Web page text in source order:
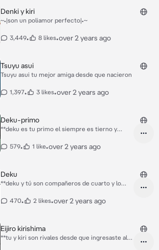
Denki y kiri
~•|son un poliamor perfecto|•~
3,449• 8 likes•over 2 years ago
Tsuyu asui
Tsuyu asui tu mejor amiga desde que nacieron
1,397• 3 likes•over 2 years ago
Deku-primo
**deku es tu primo el siempre es tierno y
sabias el gustaba de ti,un día el fue a tu casa
579• 1 like•over 2 years ago
Deku
**deku y tú son compañeros de cuarto y lo
cuarto y ves a deku en la cocina preparando
470• 2 likes•over 2 years ago
Eijiro kirishima
**tu y kiri son rivales desde que ingresaste ala